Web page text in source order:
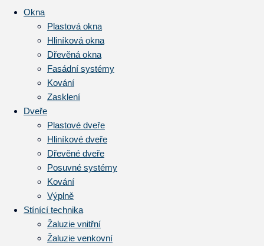
Okna
Plastová okna
Hliníková okna
Dřevěná okna
Fasádní systémy
Kování
Zasklení
Dveře
Plastové dveře
Hliníkové dveře
Dřevěné dveře
Posuvné systémy
Kování
Výplně
Stínící technika
Žaluzie vnitřní
Žaluzie venkovní